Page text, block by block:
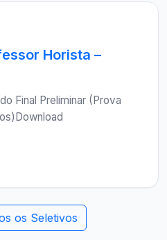
Horista –
Final Preliminar (Prova
os Seletivos